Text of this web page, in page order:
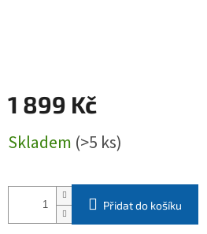
1 899 Kč
cena:
Skladem (>5 ks)
Přidat do košíku